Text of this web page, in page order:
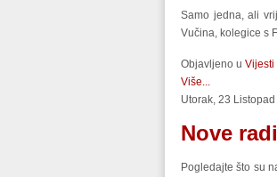
Samo jedna, ali
Vučina, kolegice s
Objavljeno u Vijesti
Više...
Utorak, 23
Nove
Pogledajte što su